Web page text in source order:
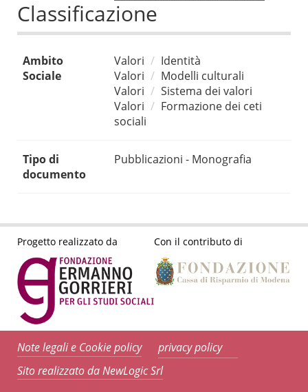
Classificazione
Ambito
Sociale
Valori
Identità
Valori
Modelli culturali
Valori
Sistema dei valori
Valori
Formazione dei ceti
sociali
Tipo di
documento
Pubblicazioni - Monografia
Progetto realizzato da Con il contributo di
Note legali e Cookie policy
privacy policy
Sito realizzato da NewLogic Srl